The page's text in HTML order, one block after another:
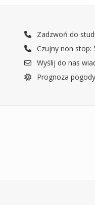
Zadzwoń do
Czujny non stop:
Wyślij do nas
Prognoza pogody